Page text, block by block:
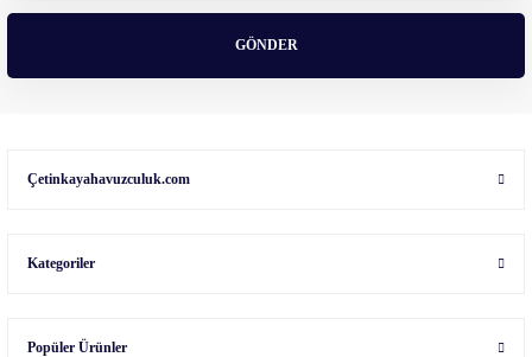
GÖNDER
Çetinkayahavuzculuk.com
Kategoriler
Popüler Ürünler